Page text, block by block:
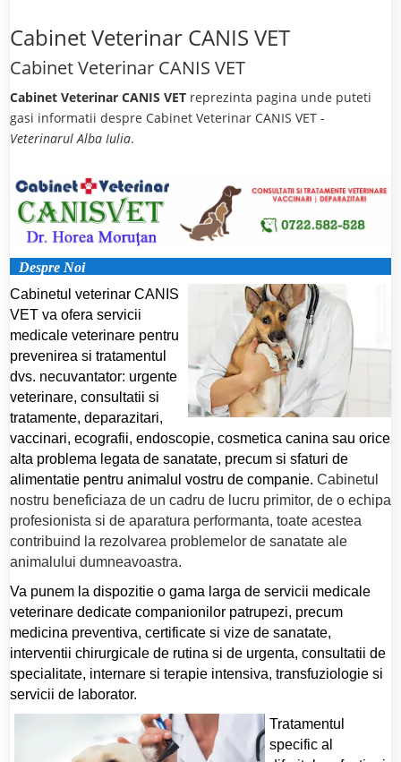
Cabinet Veterinar CANIS VET
Cabinet Veterinar CANIS VET
Cabinet Veterinar CANIS VET reprezinta pagina unde puteti
gasi informatii despre Cabinet Veterinar CANIS VET -
Veterinarul Alba Iulia.
Despre Noi
Cabinetul veterinar CANIS
VET va ofera servicii
medicale veterinare pentru
prevenirea si tratamentul
dvs. necuvantator: urgente
veterinare, consultatii si
tratamente, deparazitari,
vaccinari, ecografii, endoscopie, cosmetica canina sau orice
alta problema legata de sanatate, precum si sfaturi de
alimentatie pentru animalul vostru de companie. Cabinetul
nostru beneficiaza de un cadru de lucru primitor, de o echipa
profesionista si de aparatura performanta, toate acestea
contribuind la rezolvarea problemelor de sanatate ale
animalului dumneavoastra.
Va punem la dispozitie o gama larga de servicii medicale
veterinare dedicate companionilor patrupezi, precum
medicina preventiva, certificate si vize de sanatate,
interventii chirurgicale de rutina si de urgenta, consultatii de
specialitate, internare si terapie intensiva, transfuziologie si
servicii de laborator.
Tratamentul
specific al